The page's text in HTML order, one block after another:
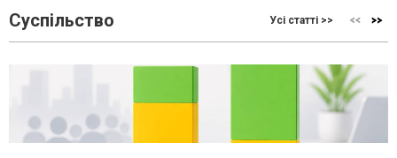
Суспільство Усі статті >>